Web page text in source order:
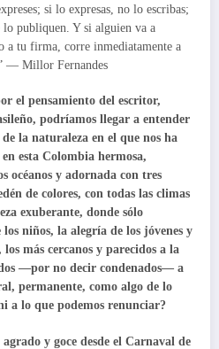
si lo expresas, no lo escribas;
publiquen. Y si alguien va a
a tu firma, corre inmediatamente a
— Millor Fernandes
el pensamiento del escritor,
podríamos llegar a entender
la naturaleza en el que nos ha
esta Colombia hermosa,
océanos y adornada con tres
de colores, con todas las climas
exuberante, donde sólo
niños, la alegría de los jóvenes y
más cercanos y parecidos a la
—por no decir condenados— a
permanente, como algo de lo
a lo que podemos renunciar?
y goce desde el Carnaval de